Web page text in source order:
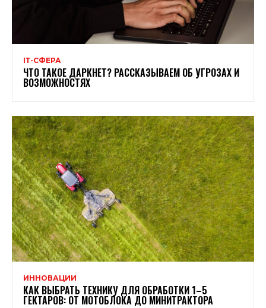
ІТ-СФЕРА
ЧТО ТАКОЕ ДАРКНЕТ? РАССКАЗЫВАЕМ ОБ УГРОЗАХ И
ВОЗМОЖНОСТЯХ
ИННОВАЦИИ
КАК ВЫБРАТЬ ТЕХНИКУ ДЛЯ ОБРАБОТКИ 1–5
ГЕКТАРОВ: ОТ МОТОБЛОКА ДО МИНИТРАКТОРА